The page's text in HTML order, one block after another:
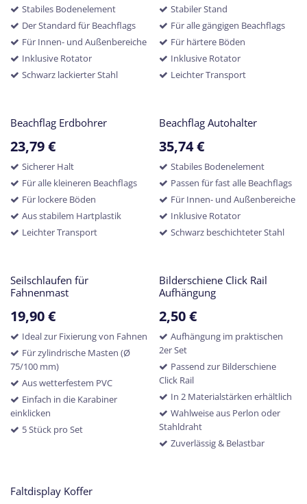
Stabiles Bodenelement
Der Standard für Beachflags
Für Innen- und Außenbereiche
Inklusive Rotator
Schwarz lackierter Stahl
Stabiler Stand
Für alle gängigen Beachflags
Für härtere Böden
Inklusive Rotator
Leichter Transport
Beachflag Erdbohrer
23,79€
Sicherer Halt
Für alle kleineren Beachflags
Für lockere Böden
Aus stabilem Hartplastik
Leichter Transport
Beachflag Autohalter
35,74€
Stabiles Bodenelement
Passen für fast alle Beachflags
Für Innen- und Außenbereiche
Inklusive Rotator
Schwarz beschichteter Stahl
Seilschlaufen für
Fahnenmast
19,90€
Ideal zur Fixierung von Fahnen
Für zylindrische Masten (Ø
75/100 mm)
Aus wetterfestem PVC
Einfach in die Karabiner
einklicken
5 Stück pro Set
Bilderschiene Click Rail
Aufhängung
2,50€
Aufhängung im praktischen
2er Set
Passend zur Bilderschiene
Click Rail
In 2 Materialstärken erhältlich
Wahlweise aus Perlon oder
Stahldraht
Zuverlässig & Belastbar
Faltdisplay Koffer